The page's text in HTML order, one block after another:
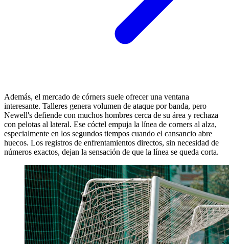
Además, el mercado de córners suele ofrecer una ventana
interesante. Talleres genera volumen de ataque por banda, pero
Newell's defiende con muchos hombres cerca de su área y rechaza
con pelotas al lateral. Ese cóctel empuja la línea de corners al alza,
especialmente en los segundos tiempos cuando el cansancio abre
huecos. Los registros de enfrentamientos directos, sin necesidad de
números exactos, dejan la sensación de que la línea se queda corta.